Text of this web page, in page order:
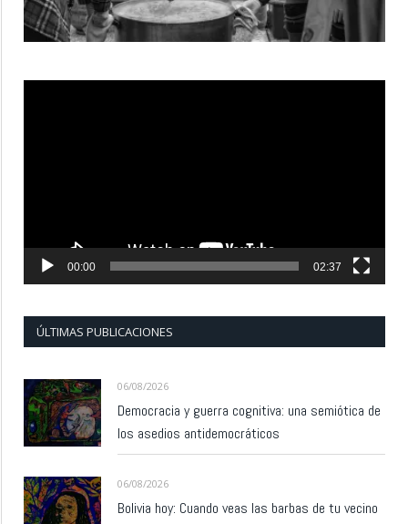
00:00 02:37
ÚLTIMAS PUBLICACIONES
06/08/2026
Democracia y guerra cognitiva: una semiótica de
los asedios antidemocráticos
06/08/2026
Bolivia hoy: Cuando veas las barbas de tu vecino